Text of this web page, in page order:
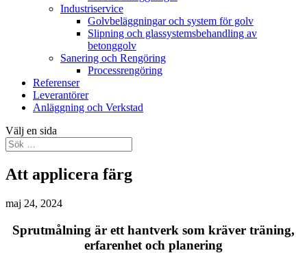
Industriservice
Golvbeläggningar och system för golv
Slipning och glassystemsbehandling av
betonggolv
Sanering och Rengöring
Processrengöring
Referenser
Leverantörer
Anläggning och Verkstad
Välj en sida
Att applicera färg
maj 24, 2024
Sprutmålning är ett hantverk som kräver träning,
erfarenhet och planering